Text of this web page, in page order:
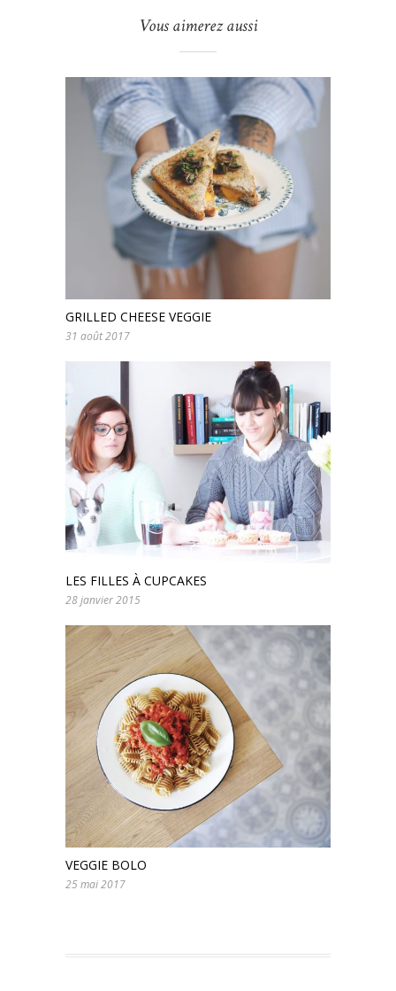
Vous aimerez aussi
GRILLED CHEESE VEGGIE
31 août 2017
LES FILLES À CUPCAKES
28 janvier 2015
VEGGIE BOLO
25 mai 2017